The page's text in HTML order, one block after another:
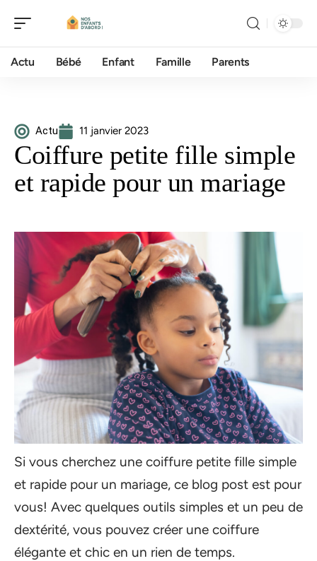
Actu Bébé Enfant Famille Parents
Actu 11 janvier 2023
Coiffure petite fille simple
et rapide pour un mariage
Si vous cherchez une coiffure petite fille simple
et rapide pour un mariage, ce blog post est pour
vous! Avec quelques outils simples et un peu de
dextérité, vous pouvez créer une coiffure
élégante et chic en un rien de temps.